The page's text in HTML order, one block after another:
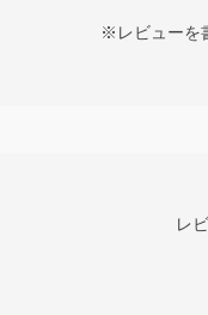
※レビューを
レ